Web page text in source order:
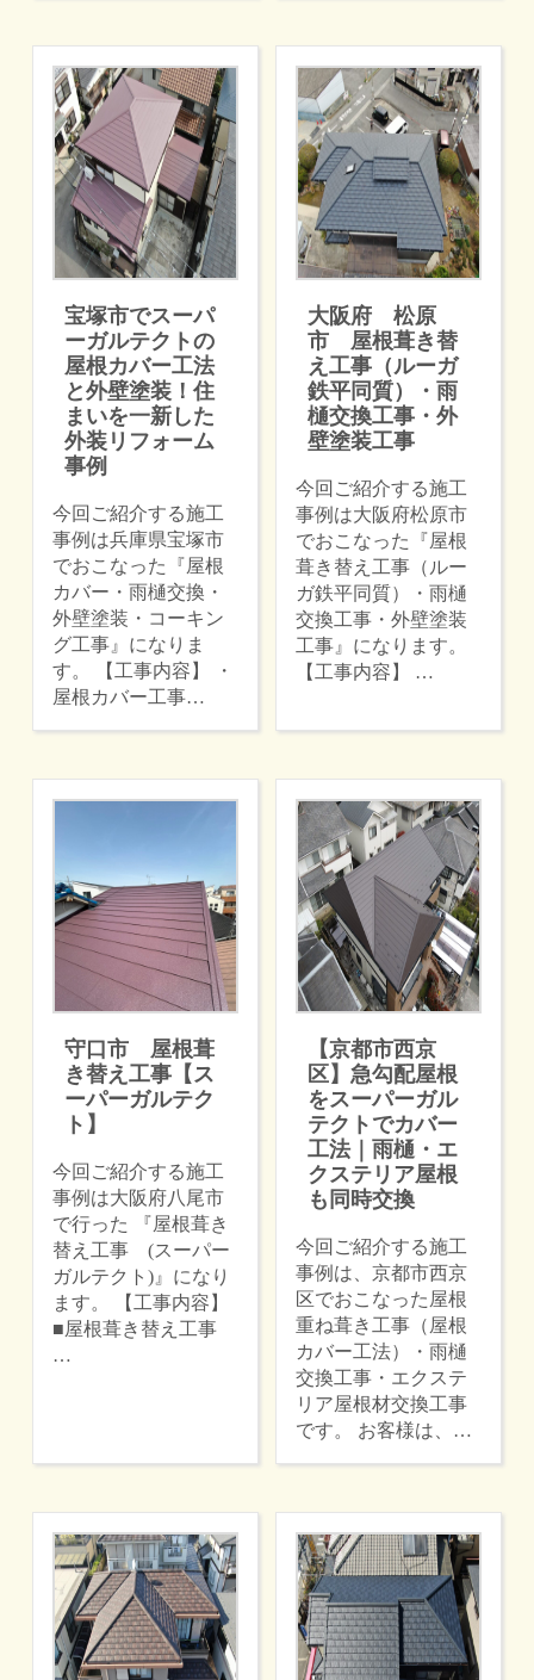
宝塚市でスーパ
ーガルテクトの
屋根カバー工法
と外壁塗装！住
まいを一新した
外装リフォーム
事例
今回ご紹介する施工
事例は兵庫県宝塚市
でおこなった『屋根
カバー・雨樋交換・
外壁塗装・コーキン
グ工事』になりま
す。 【工事内容】 ・
屋根カバー工事…
大阪府 松原
市 屋根葺き替
え工事（ルーガ
鉄平同質）・雨
樋交換工事・外
壁塗装工事
今回ご紹介する施工
事例は大阪府松原市
でおこなった『屋根
葺き替え工事（ルー
ガ鉄平同質）・雨樋
交換工事・外壁塗装
工事』になります。
【工事内容】 …
守口市 屋根葺
き替え工事【ス
ーパーガルテク
ト】
今回ご紹介する施工
事例は大阪府八尾市
で行った 『屋根葺き
替え工事 (スーパー
ガルテクト)』になり
ます。 【工事内容】
■屋根葺き替え工事
…
【京都市西京
区】急勾配屋根
をスーパーガル
テクトでカバー
工法｜雨樋・エ
クステリア屋根
も同時交換
今回ご紹介する施工
事例は、京都市西京
区でおこなった屋根
重ね葺き工事（屋根
カバー工法）・雨樋
交換工事・エクステ
リア屋根材交換工事
です。 お客様は、…